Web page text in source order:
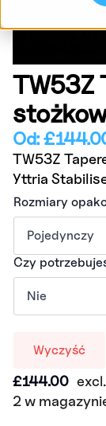
TW53Z
Od:£
TW53Z
Yttria
Rozmiary
Czy
Wyczyść
£144.00
2 w